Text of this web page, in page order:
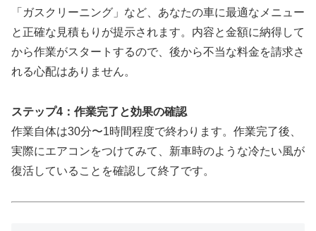
「ガスクリーニング」など、あなたの車に最適なメニュー
と正確な見積もりが提示されます。内容と金額に納得して
から作業がスタートするので、後から不当な料金を請求さ
れる心配はありません。
ステップ4：作業完了と効果の確認
作業自体は30分〜1時間程度で終わります。作業完了後、
実際にエアコンをつけてみて、新車時のような冷たい風が
復活していることを確認して終了です。